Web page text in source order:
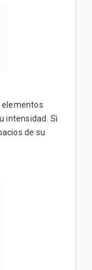
elementos
intensidad. Si
de su